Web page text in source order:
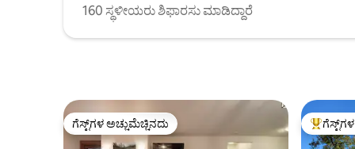
160 ಸ್ಥಳೀಯರು ಶಿಫಾರಸು ಮಾಡಿದ್ದಾರೆ
ಗೆಸ್ಟ್‌ಗಳ ಅಚ್ಚುಮೆಚ್ಚಿನದು
ಗೆಸ್ಟ್‌ಗಳ ಅಚ್ಚುಮೆಚ್ಚಿನದು ಗೆಸ್ಟ್‌ಗಳಿಗೆ